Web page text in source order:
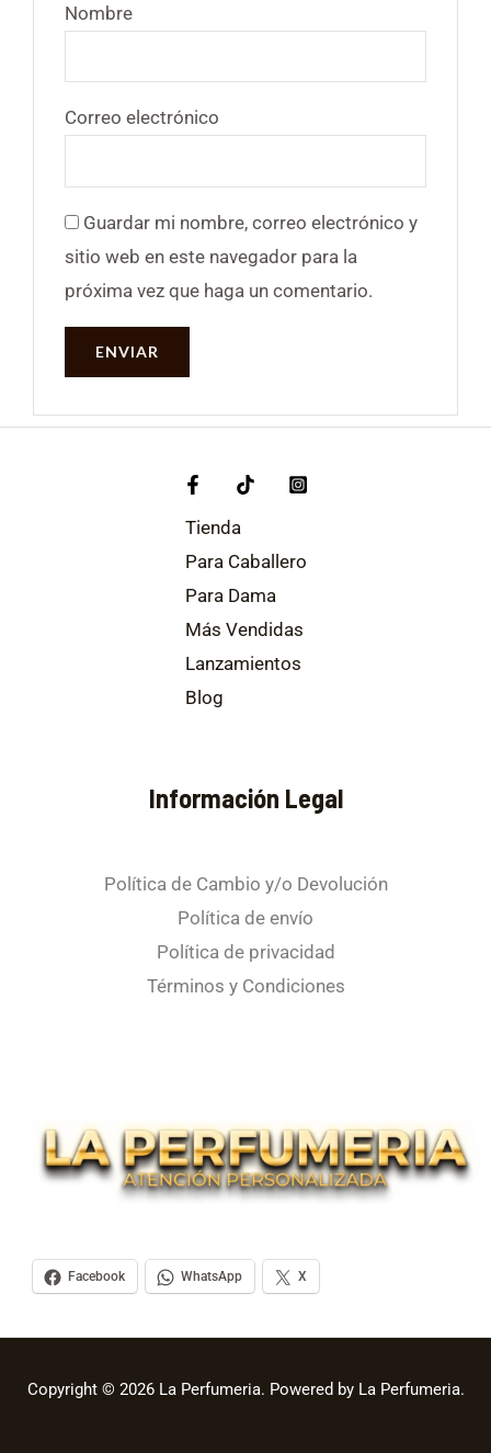
Nombre
Correo electrónico
Guardar mi nombre, correo electrónico y
sitio web en este navegador para la
próxima vez que haga un comentario.
Tienda
Para Caballero
Para Dama
Más Vendidas
Lanzamientos
Blog
Información Legal
Política de Cambio y/o Devolución
Política de envío
Política de privacidad
Términos y Condiciones
Facebook WhatsApp X
Copyright © 2026 La Perfumeria. Powered by La Perfumeria.